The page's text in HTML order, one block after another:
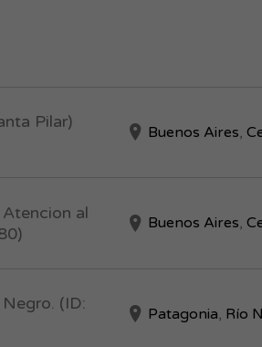
Pilar)
Buenos Aires,
al
Buenos Aires,
(ID:
Patagonia, Río